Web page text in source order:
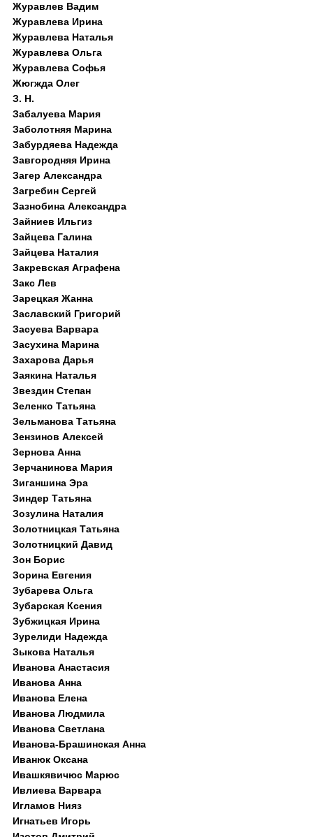
Журавлев Вадим
Журавлева Ирина
Журавлева Наталья
Журавлева Ольга
Журавлева Софья
Жюгжда Олег
З. Н.
Забалуева Мария
Заболотняя Марина
Забурдяева Надежда
Завгородняя Ирина
Загер Александра
Загребин Сергей
Зазнобина Александра
Зайниев Ильгиз
Зайцева Галина
Зайцева Наталия
Закревская Аграфена
Закс Лев
Зарецкая Жанна
Заславский Григорий
Засуева Варвара
Засухина Марина
Захарова Дарья
Заякина Наталья
Звездин Степан
Зеленко Татьяна
Зельманова Татьяна
Зензинов Алексей
Зернова Анна
Зерчанинова Мария
Зиганшина Эра
Зиндер Татьяна
Зозулина Наталия
Золотницкая Татьяна
Золотницкий Давид
Зон Борис
Зорина Евгения
Зубарева Ольга
Зубарская Ксения
Зубжицкая Ирина
Зурелиди Надежда
Зыкова Наталья
Иванова Анастасия
Иванова Анна
Иванова Елена
Иванова Людмила
Иванова Светлана
Иванова-Брашинская Анна
Иванюк Оксана
Ивашкявичюс Марюс
Ивлиева Варвара
Игламов Нияз
Игнатьев Игорь